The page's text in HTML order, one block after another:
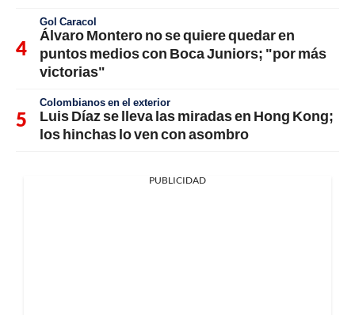
Gol Caracol
Álvaro Montero no se quiere quedar en
puntos medios con Boca Juniors; "por más
victorias"
Colombianos en el exterior
Luis Díaz se lleva las miradas en Hong Kong;
los hinchas lo ven con asombro
PUBLICIDAD